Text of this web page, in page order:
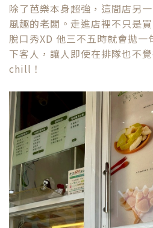
除了芭樂本身超強，這間店另
風趣的老闆。走進店裡不只是
脫口秀XD 他三不五時就會拋
下客人，讓人即使在排隊也不
chill！